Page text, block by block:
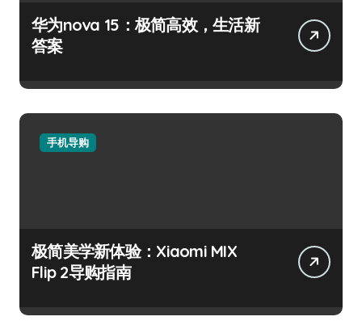
华为nova 15：极简高效，生活新
答案
手机导购
极简美学新体验：Xiaomi MIX
Flip 2导购指南